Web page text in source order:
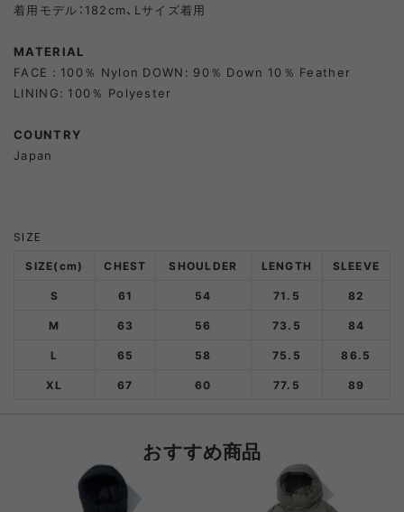
着用モデル：182cm、Lサイズ着用
MATERIAL
FACE : 100％ Nylon DOWN: 90％ Down 10％ Feather
LINING: 100％ Polyester
COUNTRY
Japan
SIZE
SIZE(cm) CHEST SHOULDER LENGTH
SLEEVE
S
61 54 71.5
82
M
63 56 73.5
84
L
65 58 75.5
86.5
XL
67 60 77.5 89
おすすめ商品